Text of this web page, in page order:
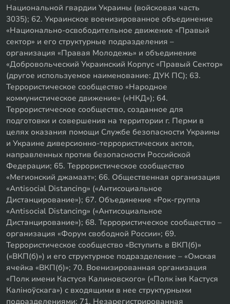
Национальной гвардии Украины (войсковая часть
3035); 62. Украинское военизированное объединение
«Национально-освободительное движение «Правый
сектор» и его структурные подразделения –
организация «Правая Молодежь» и объединение
«Добровольческий Украинский Корпус «Правый Сектор»
(другое используемое наименование: ДУК ПС); 63.
Террористическое сообщество «Народное
коммунистическое движение» («НКД»); 64.
Террористическое сообщество, созданное для
подготовки и совершения на территории г. Перми в
целях оказания помощи Службе безопасности Украины
и Украине диверсионно-террористических актов,
направленных против безопасности Российской
Федерации; 65. Террористическое сообщество
«Мегионский джамаат»; 66. Общественная организация
«Antisocial Distancing» («Антисоциальное
Дистанцирование»); 67. Объединение «Рок-группа
«Antisocial Distancing» («Антисоциальное
Дистанцирование»); 68. Террористическое сообщество –
организация «Форум свободной России»; 69.
Террористическое сообщество «Вступить в ВКП(б)»
(«ВКП(б)») и его структурное подразделение – «Омская
ячейка «ВКП(б)»; 70. Военизированная организация
«Полк имени Кастуся Калиновского» («Полк iмя Кастуся
Калiноўскага») с входящими в нее структурными
подразделениями; 71. Незарегистрированная